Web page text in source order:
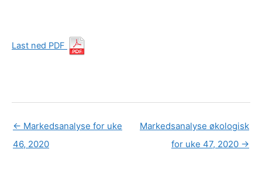
Last ned PDF
← Markedsanalyse for uke
46, 2020
Markedsanalyse økologisk
for uke 47, 2020 →